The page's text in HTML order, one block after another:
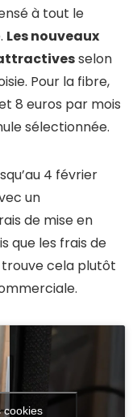
à tout le
Les nouveaux
selon
Pour la fibre,
8 euros par mois
sélectionnée.
4 février
un
de mise en
que les frais de
cela plutôt
cookies